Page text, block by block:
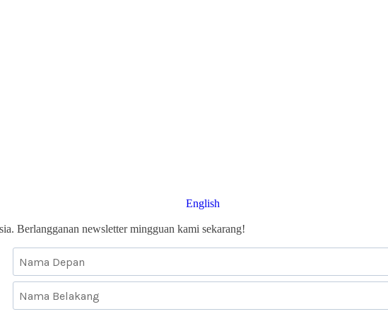
English
Berlangganan newsletter mingguan kami sekarang!